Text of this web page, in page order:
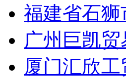
福建省石
广州巨凯贸
厦门汇欣工